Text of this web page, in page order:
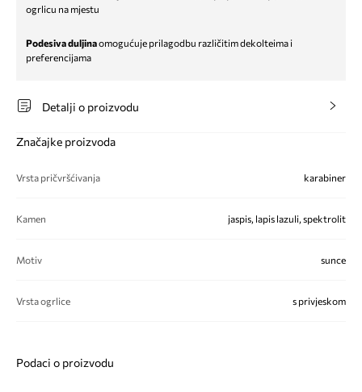
ogrlicu na mjestu
Podesiva duljinaomogućuje prilagodbu različitim dekolteima i
preferencijama
Detalji o proizvodu
Značajke proizvoda
Vrsta pričvršćivanja karabiner
Kamen jaspis, lapis lazuli, spektrolit
Motiv sunce
Vrsta ogrlice s privjeskom
Podaci o proizvodu